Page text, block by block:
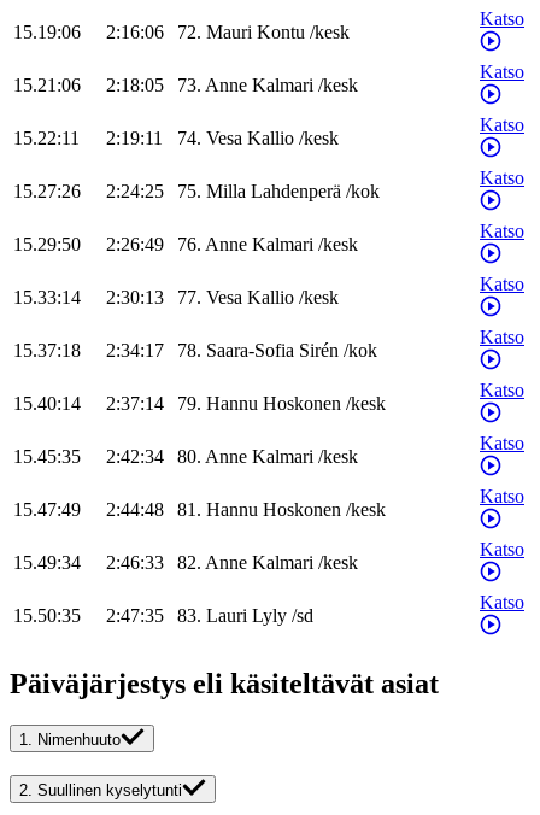
15.19:06 2:16:06 72. Mauri Kontu /kesk
Katso
15.21:06 2:18:05 73. Anne Kalmari /kesk
Katso
15.22:11 2:19:11 74. Vesa Kallio /kesk
Katso
15.27:26 2:24:25 75. Milla Lahdenperä /kok
Katso
15.29:50 2:26:49 76. Anne Kalmari /kesk
Katso
15.33:14 2:30:13 77. Vesa Kallio /kesk
Katso
15.37:18 2:34:17 78. Saara-Sofia Sirén /kok
Katso
15.40:14 2:37:14 79. Hannu Hoskonen /kesk
Katso
15.45:35 2:42:34 80. Anne Kalmari /kesk
Katso
15.47:49 2:44:48 81. Hannu Hoskonen /kesk
Katso
15.49:34 2:46:33 82. Anne Kalmari /kesk
Katso
15.50:35 2:47:35 83. Lauri Lyly /sd
Katso
Päiväjärjestys eli käsiteltävät asiat
1. Nimenhuuto
2. Suullinen kyselytunti